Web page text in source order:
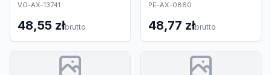
VO-AX-13741
48,55 złbrutto
PE-AX-0860
48,77 złbrutto